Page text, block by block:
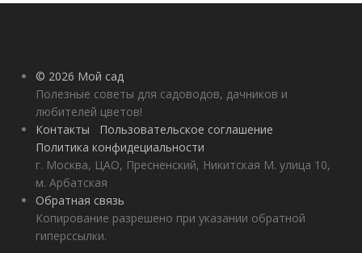
© 2026 Мой сад
Полезные советы для садоводов, дачников и
любителей цветов!
Контакты
Пользовательское соглашение
Политика конфидециальности
г. Москва, ЦАО, Пресненский, Никитская М. улица 10,
м. Арбатская
Обратная связь
Копирование разрешено при указании обратной
гиперссылки.